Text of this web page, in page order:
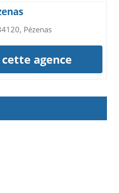
Pézenas
agence